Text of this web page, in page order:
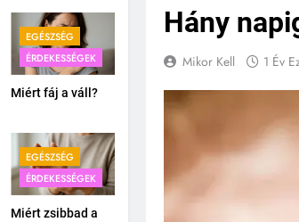
EGÉSZSÉG
ÉRDEKESSÉGEK
Miért fáj a váll?
EGÉSZSÉG
ÉRDEKESSÉGEK
Miért zsibbad a
Hány
Mikor Kell 1 Év